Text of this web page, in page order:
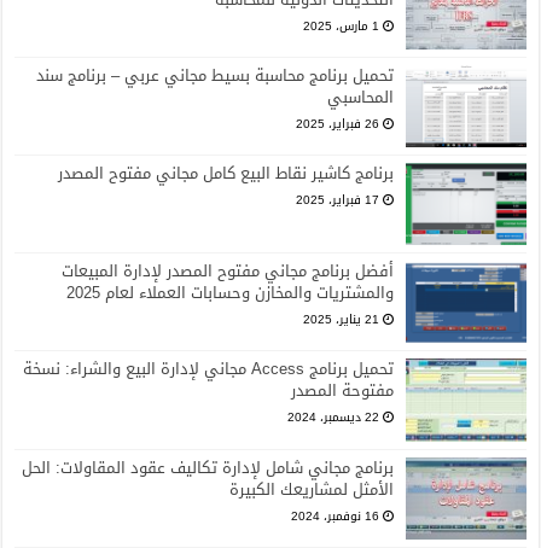
1 مارس، 2025
تحميل برنامج محاسبة بسيط مجاني عربي – برنامج سند
المحاسبي
26 فبراير، 2025
برنامج كاشير نقاط البيع كامل مجاني مفتوح المصدر
17 فبراير، 2025
أفضل برنامج مجاني مفتوح المصدر لإدارة المبيعات
والمشتريات والمخازن وحسابات العملاء لعام 2025
21 يناير، 2025
تحميل برنامج Access مجاني لإدارة البيع والشراء: نسخة
مفتوحة المصدر
22 ديسمبر، 2024
برنامج مجاني شامل لإدارة تكاليف عقود المقاولات: الحل
الأمثل لمشاريعك الكبيرة
16 نوفمبر، 2024